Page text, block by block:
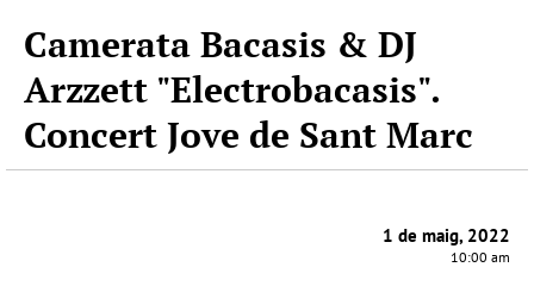
Camerata Bacasis & DJ
Arzzett "Electrobacasis".
Concert Jove de Sant Marc
1 de maig, 2022
10:00 am